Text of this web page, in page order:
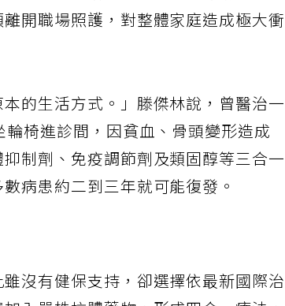
開職場照護，對整體家庭造成極大衝
的生活方式。」滕傑林說，曾醫治一
椅進診間，因貧血、骨頭變形造成
制劑、免疫調節劑及類固醇等三合一
病患約二到三年就可能復發。
沒有健保支持，卻選擇依最新國際治